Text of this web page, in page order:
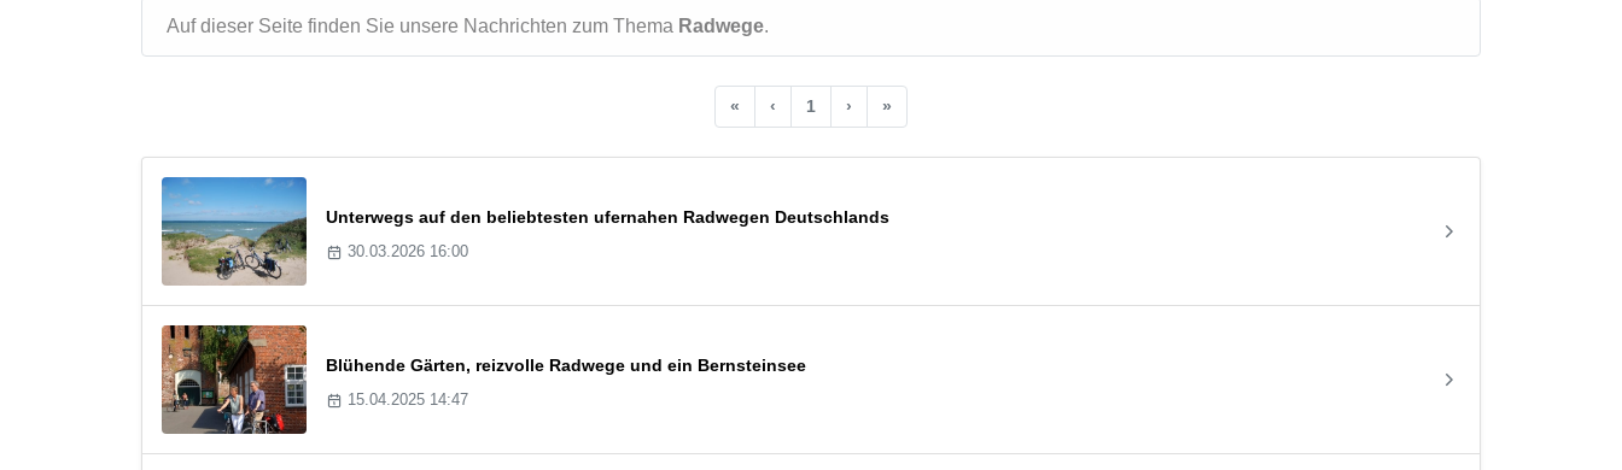
Auf dieser Seite finden Sie unsere Nachrichten zum Thema Radwege.
« ‹ 1 › »
Unterwegs auf den beliebtesten ufernahen Radwegen Deutschlands
30.03.2026 16:00
Blühende Gärten, reizvolle Radwege und ein Bernsteinsee
15.04.2025 14:47